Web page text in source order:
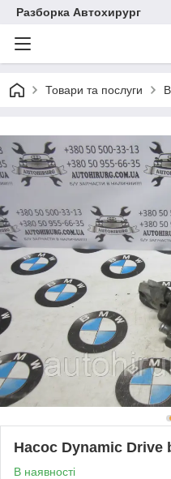
Разборка Автохирург
Товари та послуги
Насос Dynamic Drive
В наявності